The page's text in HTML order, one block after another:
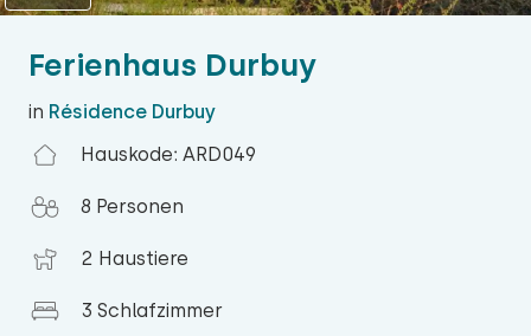
Ferienhaus Durbuy
in Résidence Durbuy
Hauskode: ARD049
8 Personen
2 Haustiere
3 Schlafzimmer